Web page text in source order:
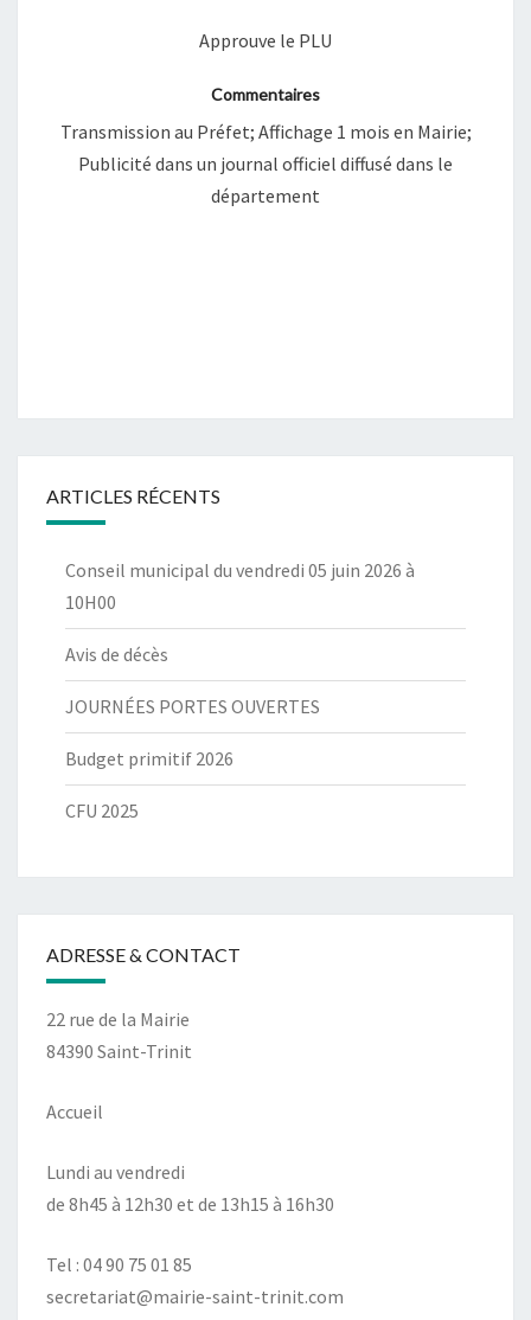
Approuve le PLU
Commentaires
Transmission au Préfet; Affichage 1 mois en Mairie;
Publicité dans un journal officiel diffusé dans le
département
ARTICLES RÉCENTS
Conseil municipal du vendredi 05 juin 2026 à
10H00
Avis de décès
JOURNÉES PORTES OUVERTES
Budget primitif 2026
CFU 2025
ADRESSE & CONTACT
22 rue de la Mairie
84390 Saint-Trinit
Accueil
Lundi au vendredi
de 8h45 à 12h30 et de 13h15 à 16h30
Tel : 04 90 75 01 85
secretariat@mairie-saint-trinit.com